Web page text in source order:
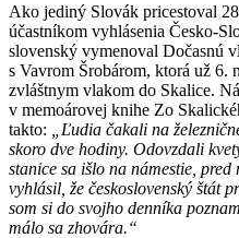
Ako jediný Slovák pricestoval
účastníkom vyhlásenia Česko-
slovenský vymenoval Dočasnú
s Vavrom Šrobárom, ktorá už 6.
zvláštnym vlakom do Skalice.
v memoárovej knihe Zo
takto:
„Ľudia čakali na
skoro dve hodiny. Odovzdali
stanice sa išlo na námestie,
vyhlásil, že československý štát
som si do svojho denníka
málo sa zhovára.“